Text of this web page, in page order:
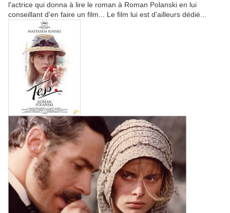
l'actrice qui donna à lire le roman à Roman Polanski en lui
conseillant d'en faire un film... Le film lui est d'ailleurs dédié...